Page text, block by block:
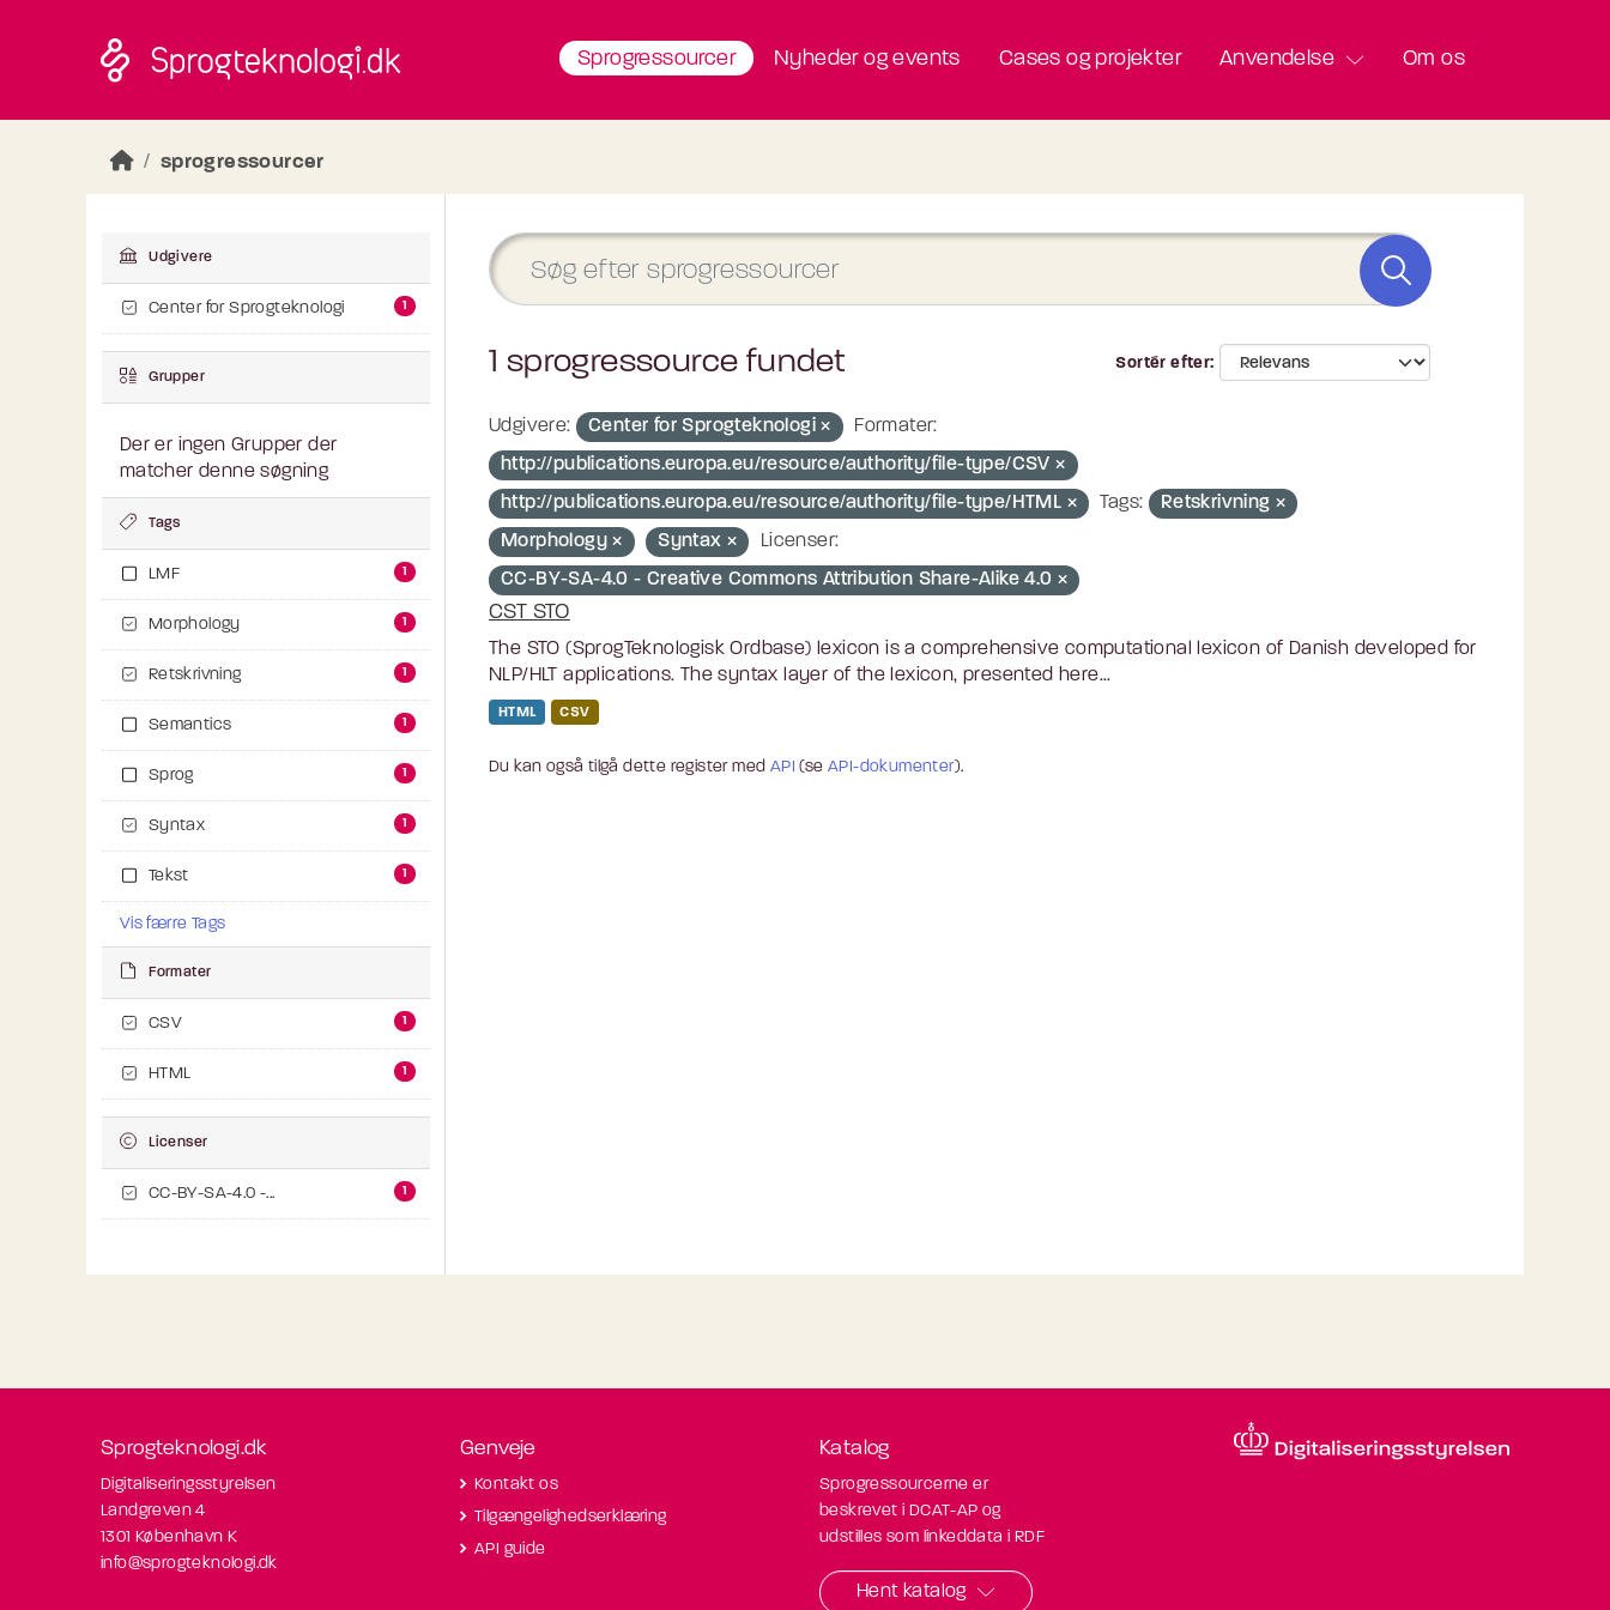
Sprogressourcer Nyheder og events Cases og projekter Anvendelse Om os
sprogressourcer
Udgivere
Center for Sprogteknologi 1
Grupper
Der er ingen Grupper der
matcher denne søgning
Tags
LMF 1
Morphology 1
Retskrivning 1
Semantics 1
Sprog 1
Syntax 1
Tekst 1
Vis færre Tags
Formater
CSV 1
HTML 1
Licenser
CC-BY-SA-4.0 -... 1
Sortér efter
1 sprogressource fundet
Udgivere: Center for Sprogteknologi
Formater:
http://publications.europa.eu/resource/authority/file-type/CSV
http://publications.europa.eu/resource/authority/file-type/HTML
Tags:
Retskrivning
Morphology
Syntax
Licenser:
CC-BY-SA-4.0 - Creative Commons Attribution Share-Alike 4.0
CST STO
The STO (SprogTeknologisk Ordbase) lexicon is a comprehensive computational lexicon of Danish developed for
NLP/HLT applications. The syntax layer of the lexicon, presented here...
HTML CSV
Du kan også tilgå dette register med API (seAPI-dokumenter).
Sprogteknologi.dk
Digitaliseringsstyrelsen
Landgreven 4
1301 København K
info@sprogteknologi.dk
Genveje
Kontakt os
Tilgængelighedserklæring
API guide
Katalog
Sprogressourcerne er
beskrevet i DCAT-AP og
udstilles som linkeddata i RDF
Hent katalog